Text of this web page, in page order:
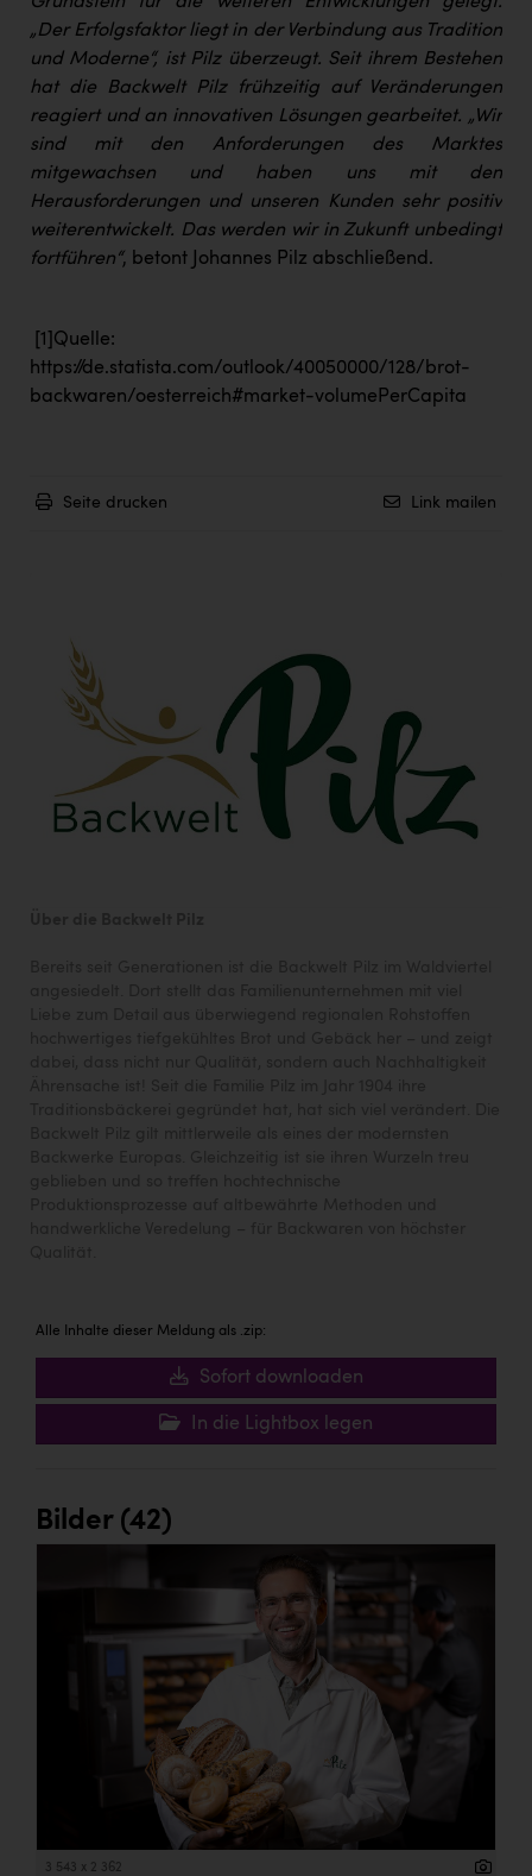
„Der Erfolgsfaktor liegt in der Verbindung aus Tradition
und Moderne“, ist Pilz überzeugt. Seit ihrem Bestehen
hat die Backwelt Pilz frühzeitig auf Veränderungen
reagiert und an innovativen Lösungen gearbeitet. „Wir
sind mit den Anforderungen des Marktes
mitgewachsen und haben uns mit den
Herausforderungen und unseren Kunden sehr positiv
weiterentwickelt. Das werden wir in Zukunft unbedingt
fortführen“, betont Johannes Pilz abschließend.
[1] Quelle:
https://de.statista.com/outlook/40050000/128/brot-
backwaren/oesterreich#market-volumePerCapita
Seite drucken Link mailen
Alle Inhalte dieser Meldung als .zip:
Sofort downloaden
In die Lightbox legen
Bilder (42)
3 543 x 2 362